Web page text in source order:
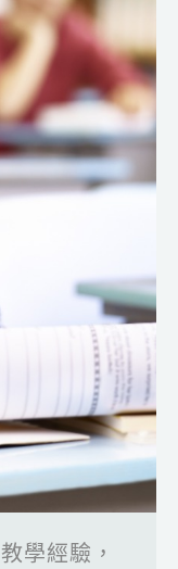
學經驗，